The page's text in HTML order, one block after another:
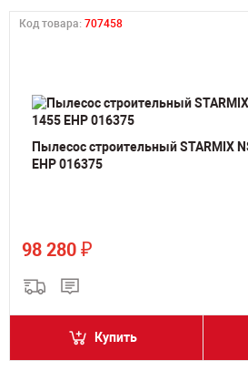
Код товара: 707458
Пылесос строительный STARMIX
EHP 016375
98 280 ₽
Купить